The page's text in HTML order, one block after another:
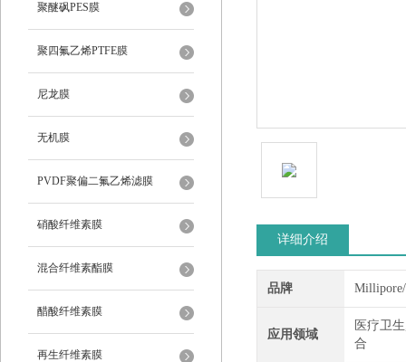
聚醚砜PES膜
聚四氟乙烯PTFE膜
尼龙膜
无机膜
PVDF聚偏二氟乙烯滤膜
硝酸纤维素膜
混合纤维素酯膜
醋酸纤维素膜
再生纤维素膜
详细介绍
品牌
应用领域
医疗卫
合